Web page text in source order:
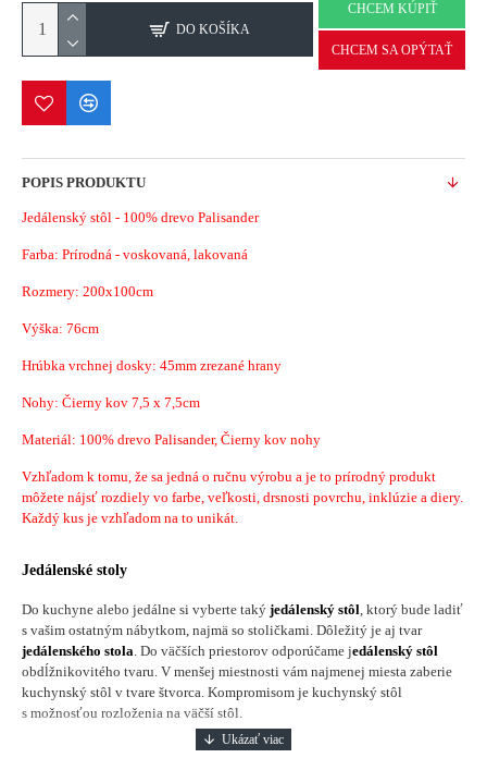
DO KOŠÍKA
CHCEM KÚPIŤ
CHCEM SA OPÝTAŤ
POPIS PRODUKTU
Jedálenský stôl - 100% drevo Palisander
Farba: Prírodná - voskovaná, lakovaná
Rozmery: 200x100cm
Výška: 76cm
Hrúbka vrchnej dosky: 45mm zrezané hrany
Nohy: Čierny kov 7,5 x 7,5cm
Materiál: 100% drevo Palisander, Čierny kov nohy
Vzhľadom k tomu, že sa jedná o ručnu výrobu a je to prírodný produkt
môžete nájsť rozdiely vo farbe, veľkosti, drsnosti povrchu, inklúzie a diery.
Každý kus je vzhľadom na to unikát.
Jedálenské stoly
Do kuchyne alebo jedálne si vyberte taký jedálenský stôl, ktorý bude ladiť
s vašim ostatným nábytkom, najmä so stoličkami. Dôležitý je aj tvar
jedálenského stola. Do väčších priestorov odporúčame jedálenský stôl
obdĺžnikovitého tvaru. V menšej miestnosti vám najmenej miesta zaberie
kuchynský stôl v tvare štvorca. Kompromisom je kuchynský stôl
s možnosťou rozloženia na väčší stôl.